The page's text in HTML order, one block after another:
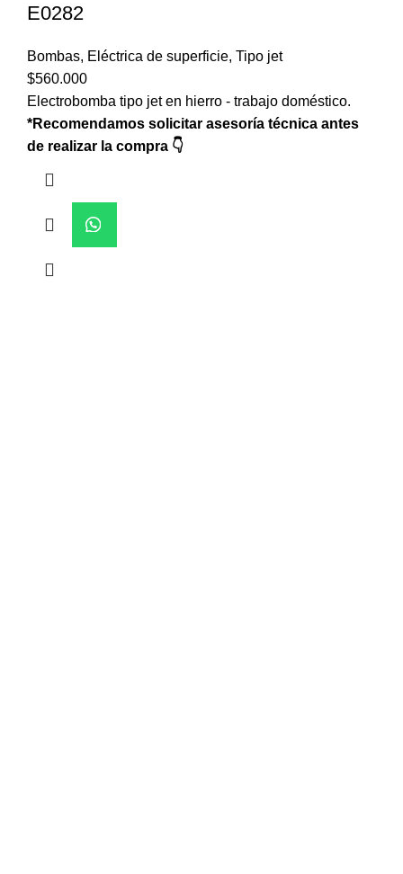
E0282
Bombas, Eléctrica de superficie, Tipo jet
$560.000
Electrobomba tipo jet en hierro - trabajo doméstico.
*Recomendamos solicitar asesoría técnica antes
de realizar la compra 👇